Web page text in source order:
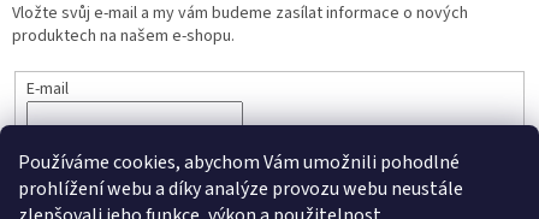
Používáme cookies, abychom Vám umožnili pohodlné
prohlížení webu a díky analýze provozu webu neustále
Vložte svůj e-mail a my vám budeme zasílat informace o nových
produktech na našem e-shopu.
E-mail
PŘIHLÁSIT SE